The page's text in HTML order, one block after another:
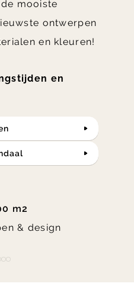
mooiste
ontwerpen
en kleuren!
en
m2
& design